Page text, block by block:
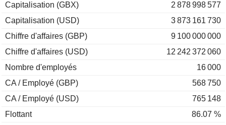
Capitalisation (GBX)
2 878 998 577
Capitalisation (USD)
3 873 161 730
Chiffre d'affaires (GBP)
9 100 000 000
Chiffre d'affaires (USD)
12 242 372 060
Nombre d'employés
16 000
CA / Employé (GBP)
568 750
CA / Employé (USD)
765 148
Flottant
86.07 %
1997
1996